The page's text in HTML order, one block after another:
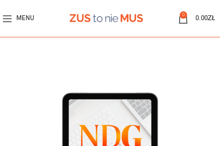
MENU 0 0.00ZŁ